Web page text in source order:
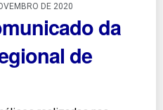
DE 2020
da
de